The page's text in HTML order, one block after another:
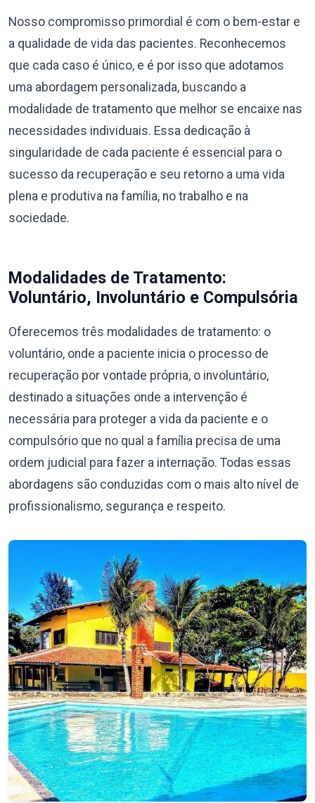
Nosso compromisso primordial é com o bem-estar e
a qualidade de vida das pacientes. Reconhecemos
que cada caso é único, e é por isso que adotamos
uma abordagem personalizada, buscando a
modalidade de tratamento que melhor se encaixe nas
necessidades individuais. Essa dedicação à
singularidade de cada paciente é essencial para o
sucesso da recuperação e seu retorno a uma vida
plena e produtiva na família, no trabalho e na
sociedade.
Modalidades de Tratamento:
Voluntário, Involuntário e Compulsória
Oferecemos três modalidades de tratamento: o
voluntário, onde a paciente inicia o processo de
recuperação por vontade própria, o involuntário,
destinado a situações onde a intervenção é
necessária para proteger a vida da paciente e o
compulsório que no qual a família precisa de uma
ordem judicial para fazer a internação. Todas essas
abordagens são conduzidas com o mais alto nível de
profissionalismo, segurança e respeito.